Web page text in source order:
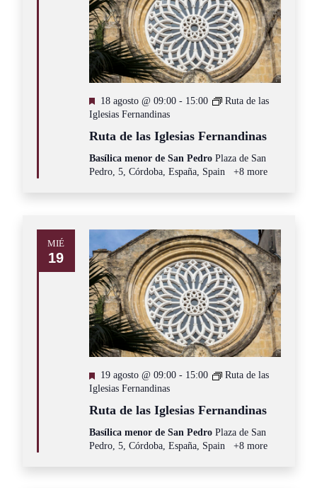
Destacado
18 agosto @ 09:00- 15:00
Ruta de las
Iglesias Fernandinas
Ruta de las Iglesias Fernandinas
Basílica menor de San Pedro Plaza de San
Pedro, 5, Córdoba, España, Spain
+8 more
MIÉ
19
Destacado
19 agosto @ 09:00- 15:00
Ruta de las
Iglesias Fernandinas
Ruta de las Iglesias Fernandinas
Basílica menor de San Pedro Plaza de San
Pedro, 5, Córdoba, España, Spain
+8 more